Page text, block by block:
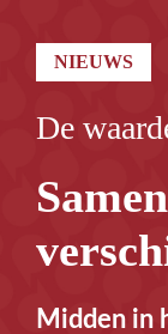
NIEUWS
De
Midden in